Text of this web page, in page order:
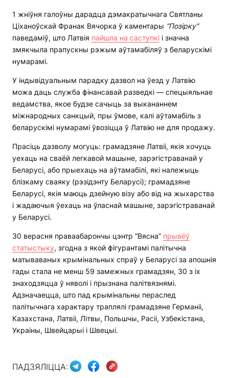
1 жніўня галоўны дарадца дэмакратычнага Святланы
Ціханоўскай Франак Вячорка ў каментары “Позірку”
паведаміў, што Латвія пайшла на саступкі і значна
змякчыла прапускны рэжым аўтамабіляў з беларускімі
нумарамі.
У індывідуальным парадку дазвол на ўезд у Латвію
можа даць служба фінансавай разведкі — спецыяльнае
ведамства, якое будзе сачыць за выкананнем
міжнародных санкцый, пры ўмове, калі аўтамабіль з
беларускімі нумарамі ўвозіцца ў Латвію не для продажу.
Прасіць дазволу могуць: грамадзяне Латвіі, якія хочуць
уехаць на сваёй легкавой машыне, зарэгістраванай у
Беларусі, або прыехаць на аўтамабілі, які належыць
блізкаму сваяку (рэзідэнту Беларусі); грамадзяне
Беларусі, якія маюць дзейную візу або від на жыхарства
і жадаючыя ўехаць на ўласнай машыне, зарэгістраванай
у Беларусі.
30 верасня праваабарончы цэнтр “Вясна” прывёў
статыстыку, згодна з якой фігурантамі палітычна
матываваных крымінальных спраў у Беларусі за апошнія
гады стала не менш 59 замежных грамадзян, 30 з іх
знаходзяцца ў няволі і прызнана палітвязнямі.
Адзначаецца, што пад крымінальны пераслед
палітычнага характару траплялі грамадзяне Германіі,
Казахстана, Латвіі, Літвы, Польшчы, Расіі, Узбекістана,
Украіны, Швейцарыі і Швецыі.
ПАДЗЯЛІЦЦА: